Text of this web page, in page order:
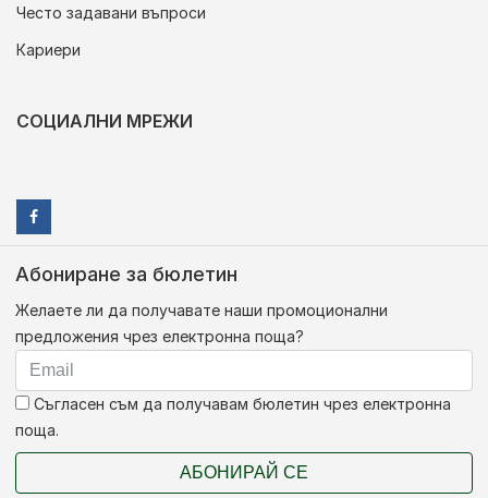
Често задавани въпроси
Кариери
СОЦИАЛНИ МРЕЖИ
Абониране за бюлетин
Желаете ли да получавате наши промоционални
предложения чрез електронна поща?
Съгласен съм да получавам бюлетин чрез електронна
поща.
АБОНИРАЙ СЕ